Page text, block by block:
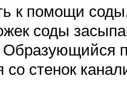
к помощи
соды
Образующийся
стенок